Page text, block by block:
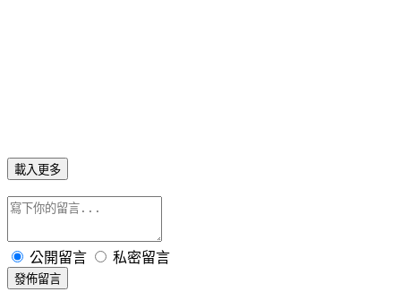
載入更多
公開留言 私密留言
發佈留言